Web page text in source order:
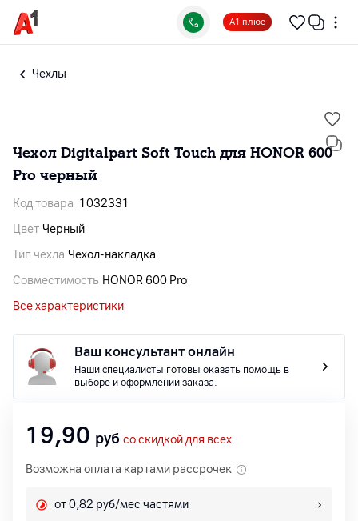
А1 плюс
Чехлы
Чехол Digitalpart Soft Touch для HONOR 600
Pro черный
Код товара 1032331
Цвет Черный
Тип чехла Чехол-накладка
Совместимость HONOR 600 Pro
Все характеристики
Ваш консультант онлайн
Наши специалисты готовы оказать помощь в
выборе и оформлении заказа.
19,90 руб со скидкой для всех
Возможна оплата картами рассрочек
от 0,82 руб/мес частями